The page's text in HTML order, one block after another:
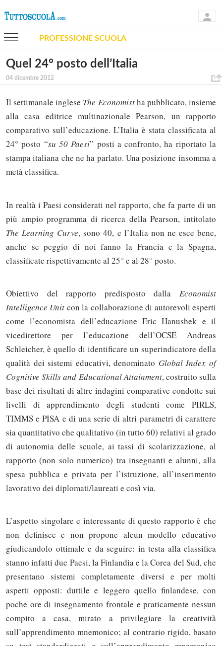
PROFESSIONE SCUOLA
Quel 24° posto dell’Italia
04 dicembre 2012
Il settimanale inglese The Economistha pubblicato, insieme
alla casa editrice multinazionale Pearson, un rapporto
comparativo sull’educazione. L’Italia è stata classificata al
24° posto “su 50 Paesi” posti a confronto, ha riportato la
stampa italiana che ne ha parlato. Una posizione insomma a
metà classifica.
In realtà i Paesi considerati nel rapporto, che fa parte di un
più ampio programma di ricerca della Pearson, intitolato
The Learning Curve, sono 40, e l’Italia non ne esce bene,
anche se peggio di noi fanno la Francia e la Spagna,
classificate rispettivamente al 25° e al 28° posto.
Obiettivo del rapporto predisposto dalla Economist
Intelligence Unit con la collaborazione di autorevoli esperti
come l’economista dell’educazione Eric Hanushek e il
vicedirettore per l’educazione dell’OCSE Andreas
Schleicher, è quello di identificare un superindicatore della
qualità dei sistemi educativi, denominato Global Index of
Cognitive Skills and Educational Attainment, costruito sulla
base dei risultati di altre indagini comparative condotte sui
livelli di apprendimento degli studenti come PIRLS,
TIMMS e PISA e di una serie di altri parametri di carattere
sia quantitativo che qualitativo (in tutto 60) relativi al grado
di autonomia delle scuole, ai tassi di scolarizzazione, al
rapporto (non solo numerico) tra insegnanti e alunni, alla
spesa pubblica e privata per l’istruzione, all’inserimento
lavorativo dei diplomati/laureati e così via.
L’aspetto singolare e interessante di questo rapporto è che
non definisce e non propone alcun modello educativo
giudicandolo ottimale e da seguire: in testa alla classifica
stanno infatti due Paesi, la Finlandia e la Corea del Sud, che
presentano sistemi completamente diversi e per molti
aspetti opposti: duttile e leggero quello finlandese, con
poche ore di insegnamento frontale e praticamente nessun
compito a casa, mirato a privilegiare la creatività
sull’apprendimento mnemonico; al contrario rigido, basato